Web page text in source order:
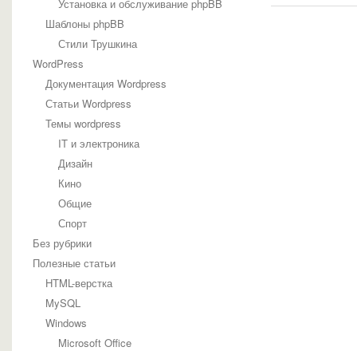
Установка и обслуживание phpBB
Шаблоны phpBB
Стили Трушкина
WordPress
Документация Wordpress
Статьи Wordpress
Темы wordpress
IT и электроника
Дизайн
Кино
Общие
Спорт
Без рубрики
Полезные статьи
HTML-верстка
MySQL
Windows
Microsoft Office